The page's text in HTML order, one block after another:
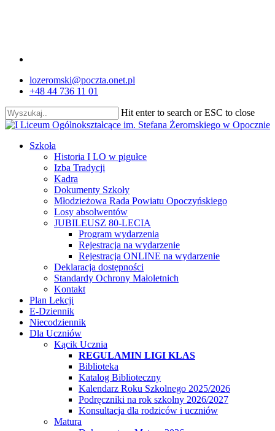
lozeromski@poczta.onet.pl
+48 44 736 11 01
Hit enter to search or ESC to close
Close
search
Menu
Szkoła
Historia I LO w pigułce
Izba Tradycji
Kadra
Dokumenty Szkoły
Młodzieżowa Rada Powiatu Opoczyńskiego
Losy absolwentów
JUBILEUSZ 80-LECIA
Program wydarzenia
Rejestracja na wydarzenie
Rejestracja ONLINE na wydarzenie
Deklaracja dostępności
Standardy Ochrony Małoletnich
Kontakt
Plan Lekcji
E-Dziennik
Niecodziennik
Dla Uczniów
Kącik Ucznia
REGULAMIN LIGI KLAS
Biblioteka
Katalog Biblioteczny
Kalendarz Roku Szkolnego 2025/2026
Podręczniki na rok szkolny 2026/2027
Konsultacja dla rodziców i uczniów
Matura